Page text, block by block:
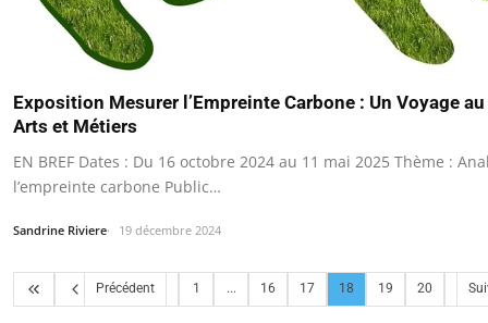
Exposition Mesurer l’Empreinte Carbone : Un Voyage
Arts et Métiers
EN BREF Dates : Du 16 octobre 2024 au 11 mai 2025 Thème :
l’empreinte carbone Public…
Sandrine Riviere 19 décembre 2024
Précédent 1 ... 16 17 18 19 20